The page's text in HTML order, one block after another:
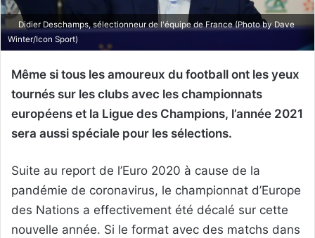
Didier Deschamps, sélectionneur de l'équipe de France (Photo by Dave
Winter/Icon Sport)
Même si tous les amoureux du football ont les yeux
tournés sur les clubs avec les championnats
européens et la Ligue des Champions, l’année 2021
sera aussi spéciale pour les sélections.
Suite au report de l’Euro 2020 à cause de la
pandémie de coronavirus, le championnat d’Europe
des Nations a effectivement été décalé sur cette
nouvelle année. Si le format avec des matchs dans